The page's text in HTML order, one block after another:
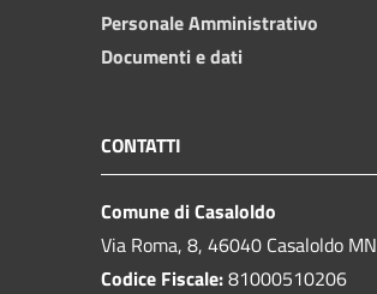
Personale Amministrativo
Documenti e dati
CONTATTI
Comune di Casaloldo
Via Roma, 8, 46040 Casaloldo MN
Codice Fiscale:81000510206